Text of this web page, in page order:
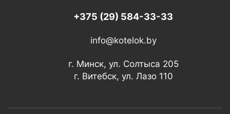
+375 (29) 584-33-33
info@kotelok.by
г. Минск, ул. Солтыса 205
г. Витебск, ул. Лазо 110